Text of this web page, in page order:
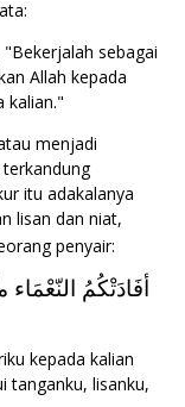
sebagai
Allah kepada
kalian."
menjadi
itu adakalanya
lisan dan niat,
penyair:
أفَادَتْكُمُ
kepada kalian
tanganku, lisanku,